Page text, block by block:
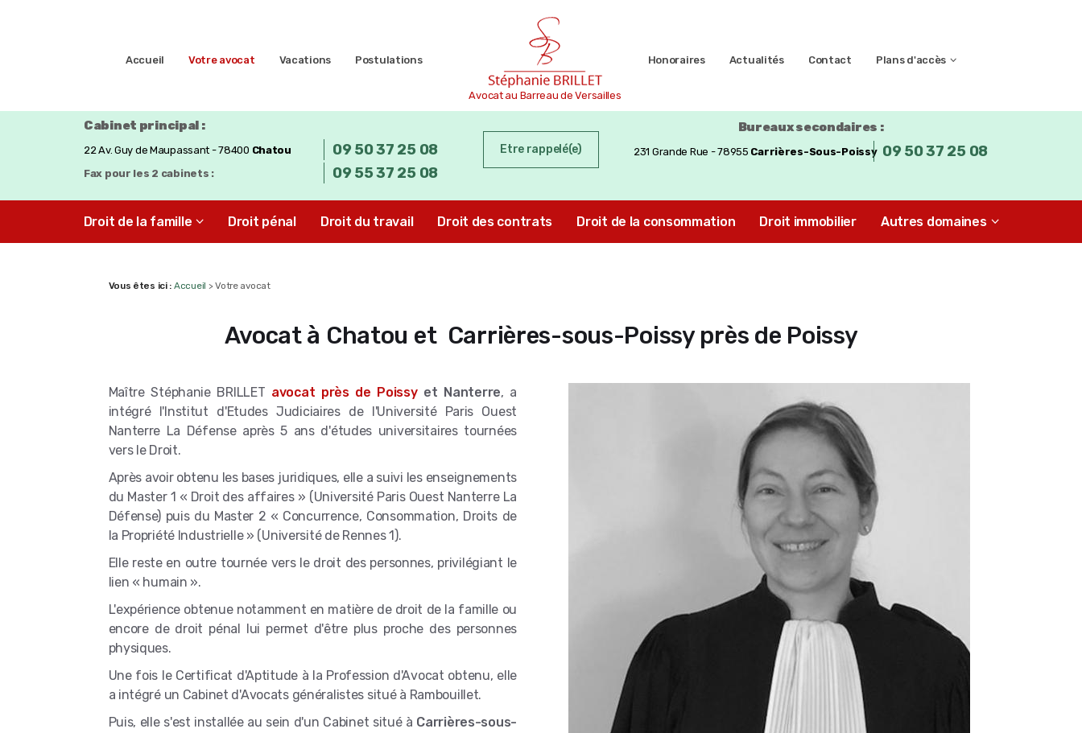
Accueil Votre avocat Vacations Postulations Honoraires Actualités Contact Plans d'accès
Avocat au Barreau de Versailles
Cabinet principal :
22 Av. Guy de Maupassant - 78400 Chatou 09 50 37 25 08
Fax pour les 2 cabinets : 09 55 37 25 08
Etre rappelé(e)
Bureaux secondaires :
231 Grande Rue - 78955 Carrières-Sous-Poissy 09 50 37 25 08
Droit de la famille Droit pénal Droit du travail Droit des contrats Droit de la consommation Droit immobilier Autres domaines
Vous êtes ici : Accueil > Votre avocat
Avocat à Chatou et Carrières-sous-Poissy près de Poissy
Maître Stéphanie BRILLET avocat près de Poissyet Nanterre, a
intégré l'Institut d'Etudes Judiciaires de l'Université Paris Ouest
Nanterre La Défense après 5 ans d'études universitaires tournées
vers le Droit.
Après avoir obtenu les bases juridiques, elle a suivi les enseignements
du Master 1 « Droit des affaires » (Université Paris Ouest Nanterre La
Défense) puis du Master 2 « Concurrence, Consommation, Droits de
la Propriété Industrielle » (Université de Rennes 1).
Elle reste en outre tournée vers le droit des personnes, privilégiant le
lien « humain ».
L'expérience obtenue notamment en matière de droit de la famille ou
encore de droit pénal lui permet d'être plus proche des personnes
physiques.
Une fois le Certificat d'Aptitude à la Profession d'Avocat obtenu, elle
a intégré un Cabinet d'Avocats généralistes situé à Rambouillet.
Puis, elle s'est installée au sein d'un Cabinet situé à Carrières-sous-